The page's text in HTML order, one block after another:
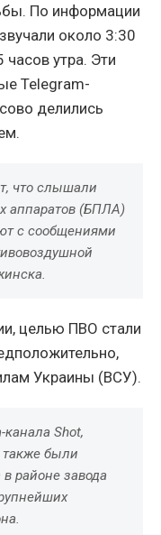
По информации
около 3:30
утра. Эти
Telegram-
делились
что слышали
аппаратов (БПЛА)
с сообщениями
целью ПВО стали
Украины (ВСУ).
Shot,
также были
районе завода